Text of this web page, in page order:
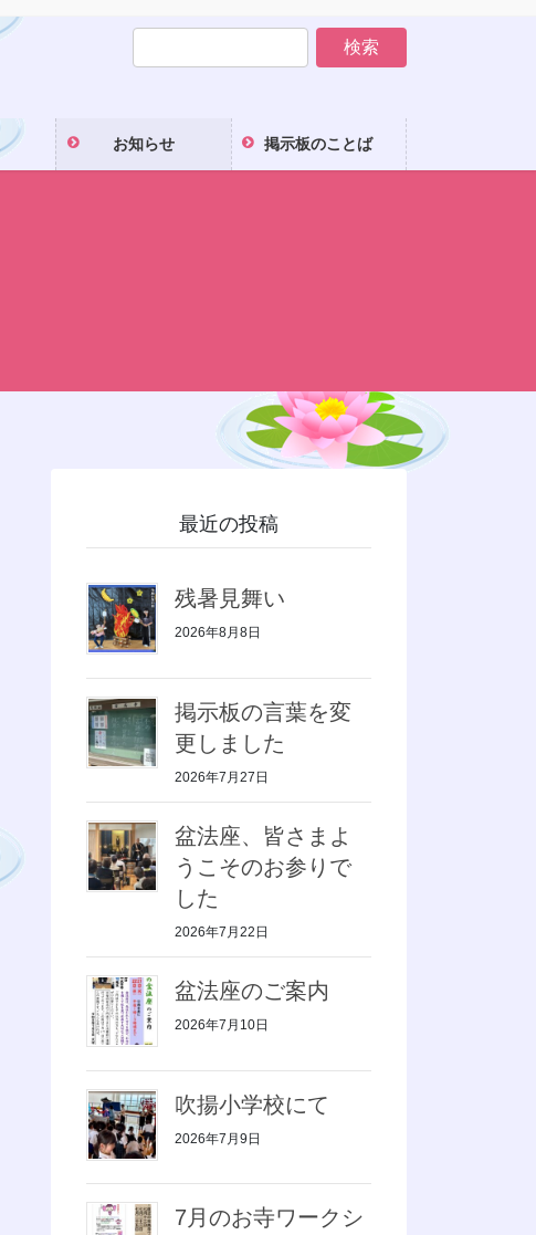
お知らせ 掲示板のことば
最近の投稿
残暑見舞い
2026年8月8日
掲示板の言葉を変
更しました
2026年7月27日
盆法座、皆さまよ
うこそのお参りで
した
2026年7月22日
盆法座のご案内
2026年7月10日
吹揚小学校にて
2026年7月9日
7月のお寺ワークシ